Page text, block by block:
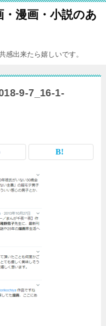
漫画・小説のあ
感出来たら嬉しいです。
9-7_16-1-